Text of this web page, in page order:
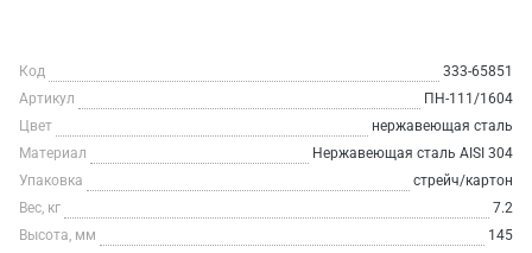
Код
333-65851
Артикул
ПН-111/1604
Цвет
нержавеющая сталь
Материал
Нержавеющая сталь AISI 304
Упаковка
стрейч/картон
Вес, кг
7.2
Высота, мм
145